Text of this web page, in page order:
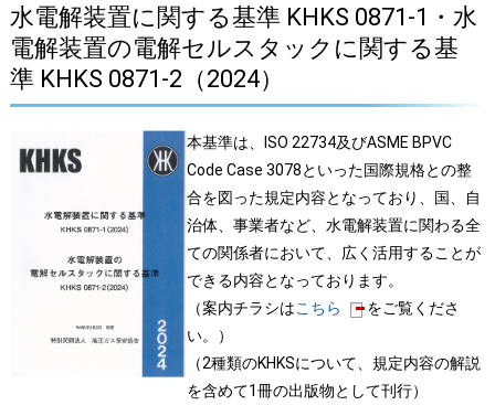
水電解装置に関する基準 KHKS 0871-1・水
電解装置の電解セルスタックに関する基
準 KHKS 0871-2（2024）
本基準は、ISO 22734及びASME BPVC
Code Case 3078といった国際規格との整
合を図った規定内容となっており、国、自
治体、事業者など、水電解装置に関わる全
ての関係者において、広く活用することが
できる内容となっております。
（案内チラシはこちら
をご覧くださ
い。）
（2種類のKHKSについて、規定内容の解説
を含めて1冊の出版物として刊行）